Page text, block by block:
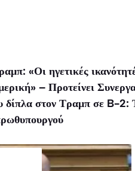
«Οι ηγετικές
– Προτείνει
δίπλα στον Τραμπ σε B-2: